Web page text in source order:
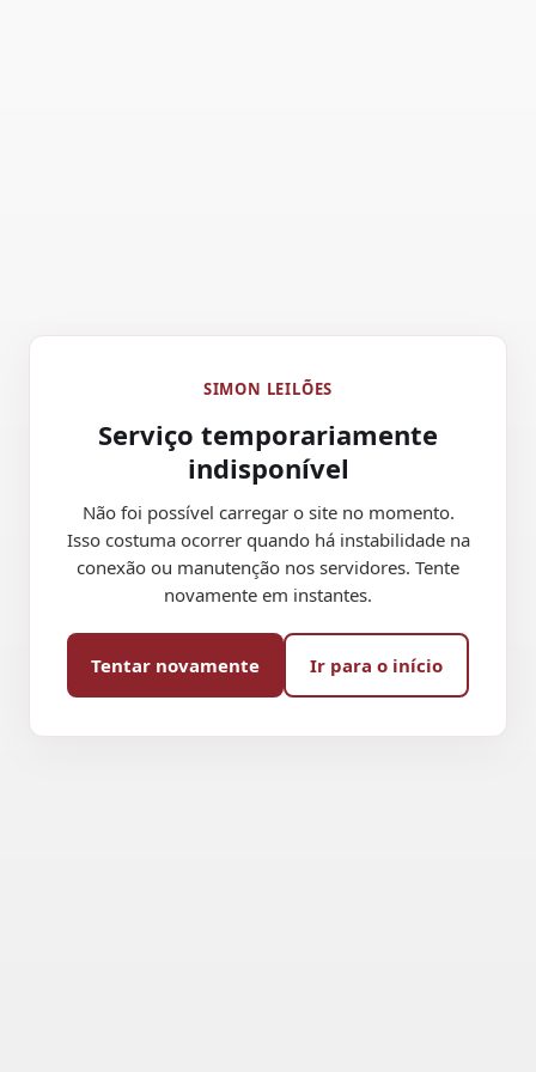
SIMON LEILÕES
Serviço temporariamente
indisponível
Não foi possível carregar o site no momento.
Isso costuma ocorrer quando há instabilidade na
conexão ou manutenção nos servidores. Tente
novamente em instantes.
Tentar novamente Ir para o início